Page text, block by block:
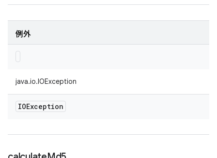
例外
java.io.IOException
IOException